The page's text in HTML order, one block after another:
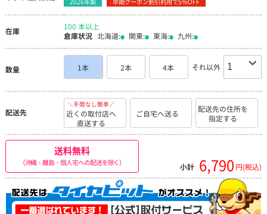
在庫
100 本以上
倉庫状況 北海道: 関東: 東海: 九州:
数量 1本 2本 4本 それ以外
配送先
＼手間なし簡単／
近くの取付店へ
直送する
ご自宅へ送る
配送先の住所を
指定する
送料無料
（沖縄・離島・個人宅への配送を除く） 小計 6,790 円(税込)